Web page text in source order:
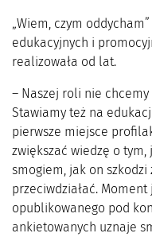
„Wiem, czym
edukacyjnych i
realizowała od lat.
– Naszej roli nie chcemy
Stawiamy też na
pierwsze miejsce
zwiększać wiedzę o
smogiem, jak on
przeciwdziałać.
opublikowanego pod
ankietowanych uznaje